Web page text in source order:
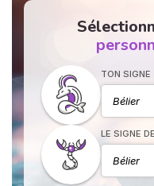
TON SIGNE
LE SIGNE